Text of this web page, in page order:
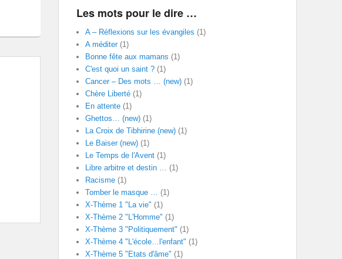
Les mots pour le dire …
A – Réflexions sur les évangiles (1)
A méditer(1)
Bonne fête aux mamans (1)
C'est quoi un saint ? (1)
Cancer – Des mots … (new) (1)
Chère Liberté (1)
En attente (1)
Ghettos… (new) (1)
La Croix de Tibhirine (new) (1)
Le Baiser (new) (1)
Le Temps de l'Avent (1)
Libre arbitre et destin …
(1)
Racisme (1)
Tomber le masque …
(1)
X-Thème 1 "La vie" (1)
X-Thème 2 "L'Homme" (1)
X-Thème 3 "Politiquement" (1)
X-Thème 4 "L'école…l'enfant" (1)
X-Thème 5 "Etats d'âme" (1)